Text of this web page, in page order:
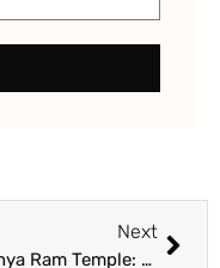
Next
Ayodhya Ram Temple: ਜਾਣੋ ਕੌਣ ਹੈ ਅਰੁਣ ਯੋਗੀਰਾਜ, ਜਿਸ ਨੇ ਰਾਮਲਲਾ ਦੀ ਮੂਰਤੀ ਤਿਆਰ ਕਰਨ ਲਈ ਕੀਤਾ 12 ਘੰਟੇ ਕੰਮ